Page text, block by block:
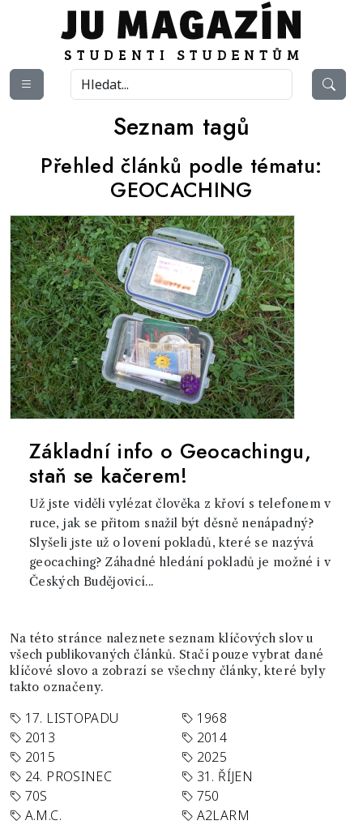
Seznam tagů
Přehled článků podle tématu:
GEOCACHING
Základní info o Geocachingu,
staň se kačerem!
Už jste viděli vylézat člověka z křoví s telefonem v
ruce, jak se přitom snažil být děsně nenápadný?
Slyšeli jste už o lovení pokladů, které se nazývá
geocaching? Záhadné hledání pokladů je možné i v
Českých Budějovicí...
Na této stránce naleznete seznam klíčových slov u
všech publikovaných článků. Stačí pouze vybrat dané
klíčové slovo a zobrazí se všechny články, které byly
takto označeny.
17. LISTOPADU
1968
2013
2014
2015
2025
24. PROSINEC
31. ŘÍJEN
70S
750
A.M.C.
A2LARM